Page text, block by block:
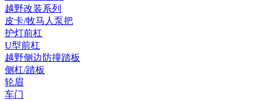
越野改装系列
皮卡/牧马人泵把
护灯前杠
U型前杠
越野侧边防撞踏板
侧杠/踏板
轮眉
车门